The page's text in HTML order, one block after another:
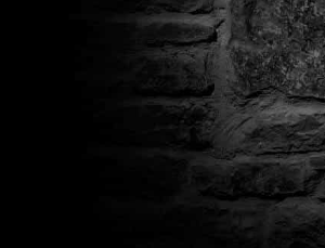
Когда я получу доступ к игре?
Работает ли русский язык?Если
Что если игра не запускается?
Есть ли поддержка после